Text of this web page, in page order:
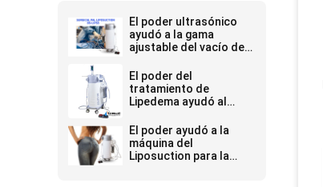
El poder ultrasónico
ayudó a la gama
ajustable del vacío del
El poder del
tratamiento de
Lipedema ayudó al
(el SISTEMA de PAL)
El poder ayudó a la
máquina del
Liposuction para la